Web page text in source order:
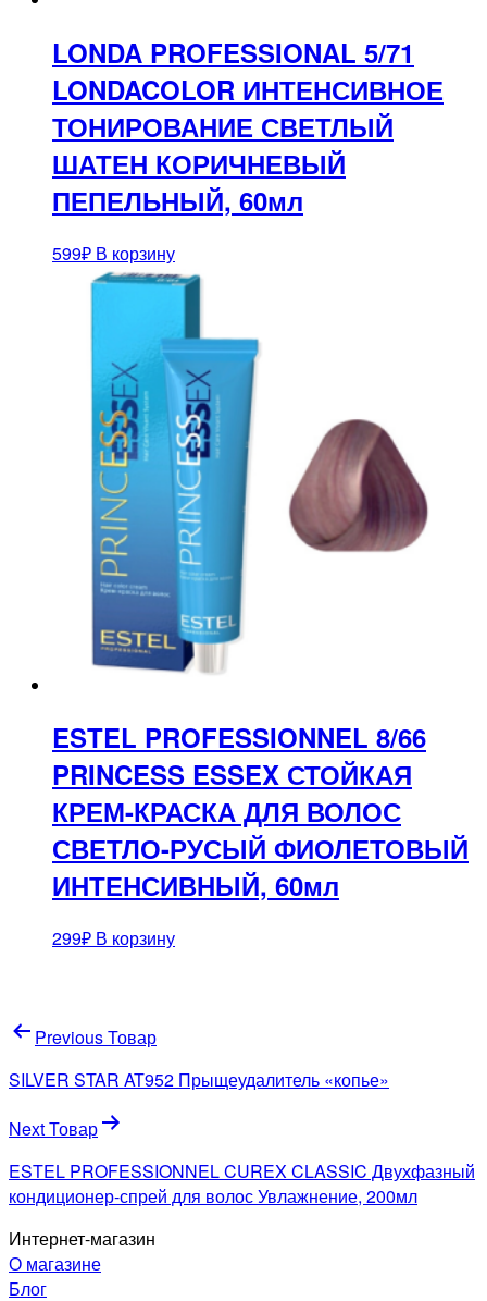
LONDA PROFESSIONAL 5/71
LONDACOLOR ИНТЕНСИВНОЕ
ТОНИРОВАНИЕ СВЕТЛЫЙ
ШАТЕН КОРИЧНЕВЫЙ
ПЕПЕЛЬНЫЙ, 60мл
599₽ В корзину
ESTEL PROFESSIONNEL 8/66
PRINCESS ESSEX СТОЙКАЯ
КРЕМ-КРАСКА ДЛЯ ВОЛОС
СВЕТЛО-РУСЫЙ ФИОЛЕТОВЫЙ
ИНТЕНСИВНЫЙ, 60мл
299₽ В корзину
Навигация
по
записям
Previous Товар
SILVER STAR AT952 Прыщеудалитель «копье»
Next Товар
ESTEL PROFESSIONNEL CUREX CLASSIC Двухфазный
кондиционер-спрей для волос Увлажнение, 200мл
Интернет-магазин
О магазине
Блог